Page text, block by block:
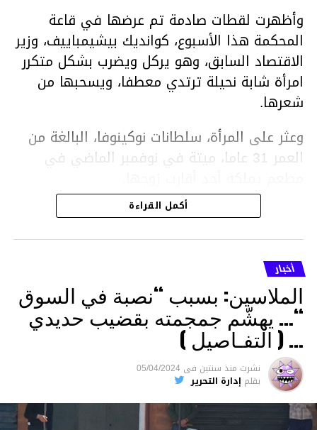
وأظهرت لقطات صادمة تم عرضها في قاعة
المحكمة هذا الأسبوع، كوانديك بيشيمباييف، وزير
الاقتصاد السابق، وهو يركل ويضرب بشكل متكرر
امرأة شابة نحيلة ترتدي معطفا، ويسحبها من
شعرها.
وعثر على المرأة، سلطانات نوكينوفا، البالغة من
العمر 31 عاما، ميتة في نوفمبر الماضي في
ووفقا لتقرير الطبيب الشرعي، توفيت نوكينوفا
متأثرة بصدمة في الدماغ، وكانت إحدى عظام
أنفها مكسورة وكانت هناك كدمات متعددة على
وجهها ورأسها وذراعيها ويديها.
ويواجه بيشيمباييف (43 عاما) اتهامات بالتعذيب
والقتل باستخدام العنف الشديد ويواجه عقوبة
السجن لمدة تصل إلى 20 عاما.
الأخبار
أكمل القراءة
أخبار
الملاسين: بسبب “نصبة في السوق
“… يهشّم جمجمته بقضيب حديدي
… ( التفـاصيل )
نشرت منذ سنتين فى 05/04/2024
بقلم إدارة التحرير